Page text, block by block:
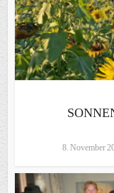
8. November